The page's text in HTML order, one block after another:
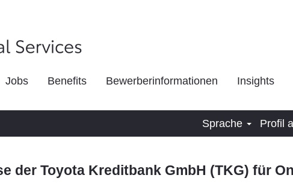
Jobs Benefits Bewerberinformationen Insights
Sprache Profil
der Toyota Kreditbank GmbH (TKG) für